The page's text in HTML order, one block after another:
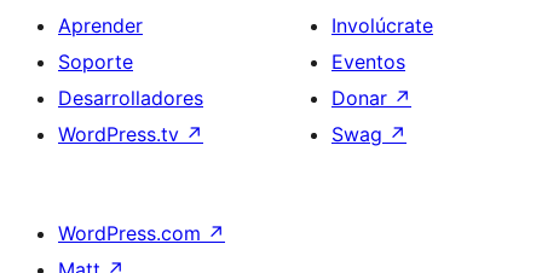
Aprender
Soporte
Desarrolladores
WordPress.tv ↗
Involúcrate
Eventos
Donar ↗
Swag ↗
WordPress.com ↗